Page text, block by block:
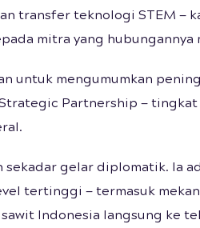
transfer teknologi STEM —
mitra yang hubungannya
untuk mengumumkan
Partnership — tingkat
gelar diplomatik. Ia
tertinggi — termasuk
Indonesia langsung ke